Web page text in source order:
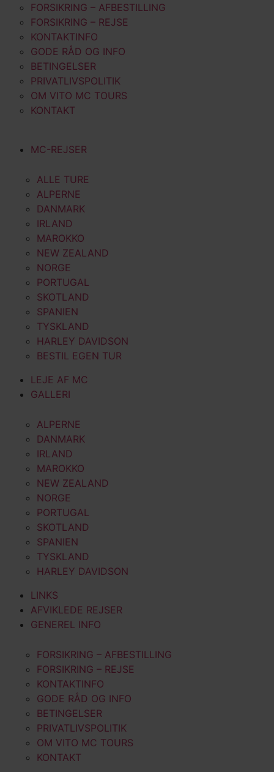
FORSIKRING – AFBESTILLING
FORSIKRING – REJSE
KONTAKTINFO
GODE RÅD OG INFO
BETINGELSER
PRIVATLIVSPOLITIK
OM VITO MC TOURS
KONTAKT
MC-REJSER
ALLE TURE
ALPERNE
DANMARK
IRLAND
MAROKKO
NEW ZEALAND
NORGE
PORTUGAL
SKOTLAND
SPANIEN
TYSKLAND
HARLEY DAVIDSON
BESTIL EGEN TUR
LEJE AF MC
GALLERI
ALPERNE
DANMARK
IRLAND
MAROKKO
NEW ZEALAND
NORGE
PORTUGAL
SKOTLAND
SPANIEN
TYSKLAND
HARLEY DAVIDSON
LINKS
AFVIKLEDE REJSER
GENEREL INFO
FORSIKRING – AFBESTILLING
FORSIKRING – REJSE
KONTAKTINFO
GODE RÅD OG INFO
BETINGELSER
PRIVATLIVSPOLITIK
OM VITO MC TOURS
KONTAKT